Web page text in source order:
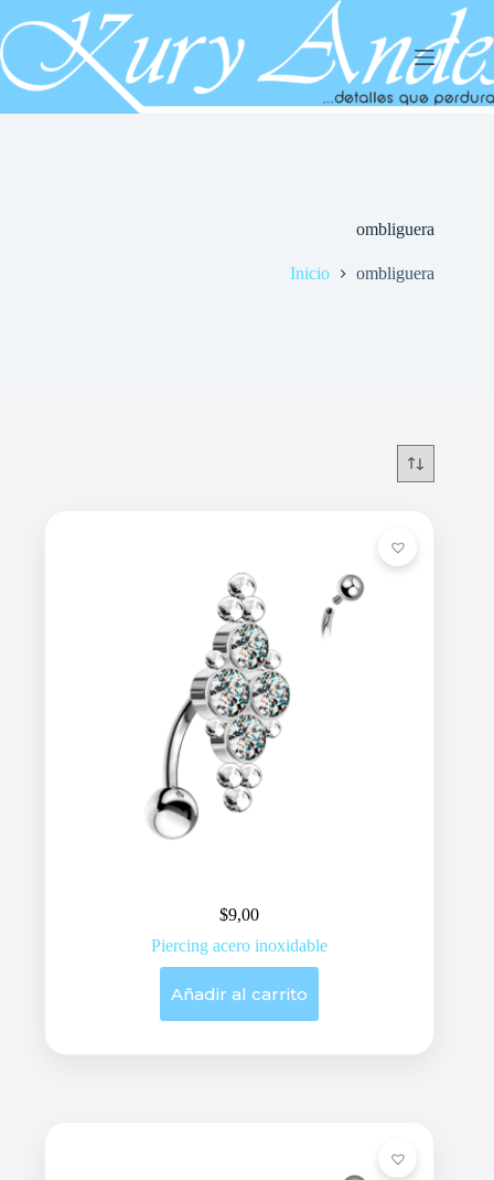
al
contenido
ombliguera
Inicio ombliguera
$9,00
Piercing acero inoxidable
Añadir al carrito